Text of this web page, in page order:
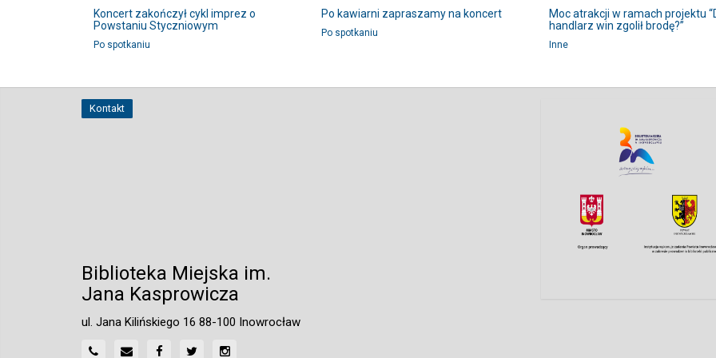
Koncert zakończył cykl imprez o
Powstaniu Styczniowym
Po spotkaniu
Po kawiarni zapraszamy na koncert
Po spotkaniu
Moc atrakcji w ramach projektu
handlarz win zgolił brodę?”
Inne
Kontakt
Biblioteka Miejska im.
Jana Kasprowicza
ul. Jana Kilińskiego 16 88-100 Inowrocław